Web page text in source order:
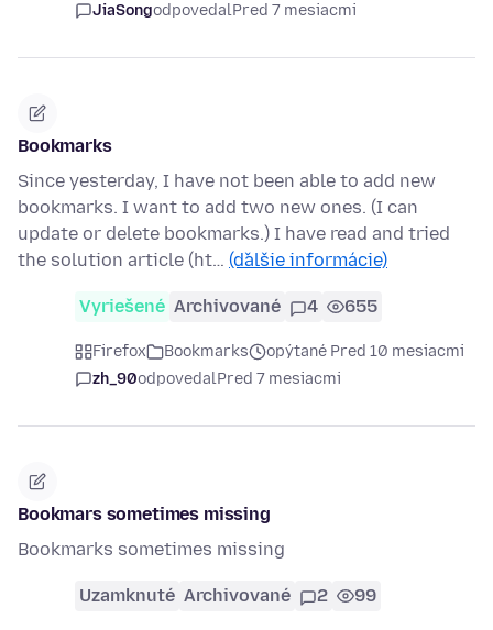
JiaSongodpovedalPred 7 mesiacmi
Bookmarks
Since yesterday, I have not been able to add new
bookmarks. I want to add two new ones. (I can
update or delete bookmarks.) I have read and tried
the solution article (ht… (ďalšie informácie)
Vyriešené Archivované 4 655
Firefox Bookmarks
opýtané Pred 10 mesiacmi
zh_90odpovedalPred 7 mesiacmi
Bookmars sometimes missing
Bookmarks sometimes missing
Uzamknuté Archivované 2 99